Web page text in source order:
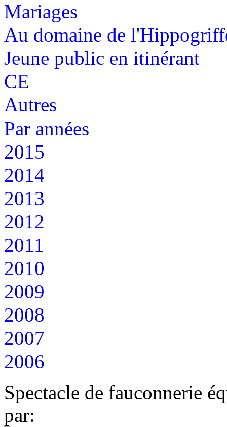
Mariages
Au domaine de
Jeune public en itinérant
CE
Autres
Par années
2015
2014
2013
2012
2011
2010
2009
2008
2007
2006
Spectacle de fauconnerie
par: